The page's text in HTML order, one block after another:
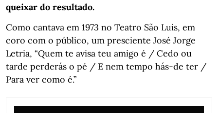
queixar do resultado.
Como cantava em 1973 no Teatro São Luís, em
coro com o público, um presciente José Jorge
Letria, “Quem te avisa teu amigo é / Cedo ou
tarde perderás o pé / E nem tempo hás-de ter /
Para ver como é.”